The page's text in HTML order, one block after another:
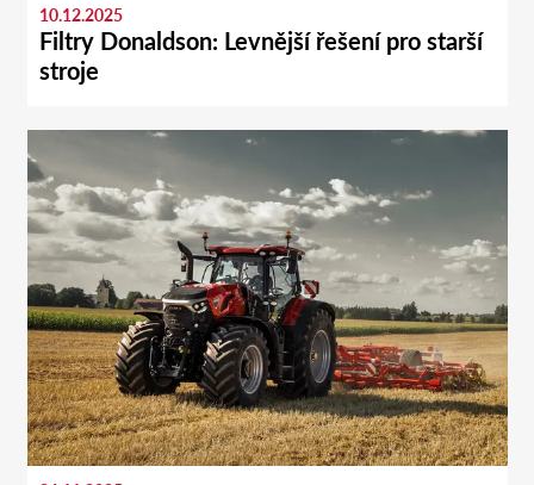
10.12.2025
Filtry Donaldson: Levnější řešení pro starší
stroje